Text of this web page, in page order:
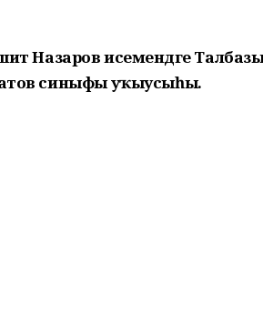
Назаров исемендәге
синыфыуҡыусыһы.